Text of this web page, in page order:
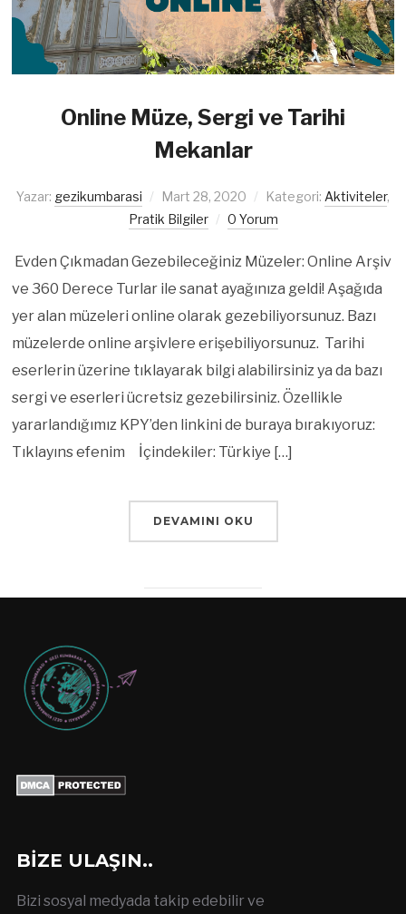
Online Müze, Sergi ve Tarihi
Mekanlar
Yazar: gezikumbarasi Mart 28, 2020 Kategori: Aktiviteler,
Pratik Bilgiler
0 Yorum
Evden Çıkmadan Gezebileceğiniz Müzeler: Online Arşiv
ve 360 Derece Turlar ile sanat ayağınıza geldi! Aşağıda
yer alan müzeleri online olarak gezebiliyorsunuz. Bazı
müzelerde online arşivlere erişebiliyorsunuz. Tarihi
eserlerin üzerine tıklayarak bilgi alabilirsiniz ya da bazı
sergi ve eserleri ücretsiz gezebilirsiniz. Özellikle
yararlandığımız KPY’den linkini de buraya bırakıyoruz:
Tıklayıns efenim İçindekiler: Türkiye […]
DEVAMINI OKU
BIZE ULAŞIN..
Bizi sosyal medyada takip edebilir ve